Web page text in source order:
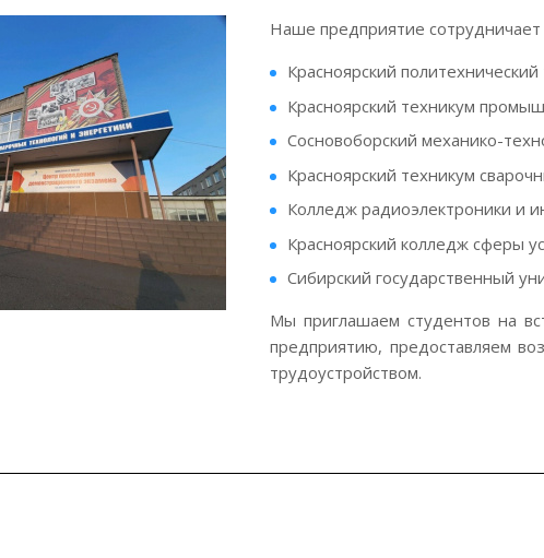
Наше предприятие сотрудничает
Красноярский политехнический
Красноярский техникум
Сосновоборский механико-
Красноярский техникум
Колледж радиоэлектроники и
Красноярский колледж сферы
Сибирский государственный
Мы приглашаем студентов на
предприятию, предоставляем
трудоустройством.